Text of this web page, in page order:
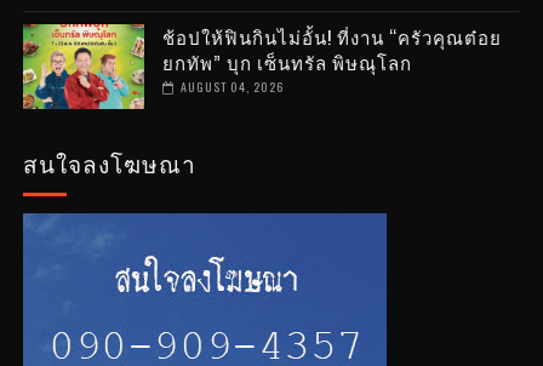
ช้อปให้ฟินกินไม่อั้น! ที่งาน “ครัวคุณต๋อย
ยกทัพ” บุก เซ็นทรัล พิษณุโลก
AUGUST 04, 2026
สนใจลงโฆษณา